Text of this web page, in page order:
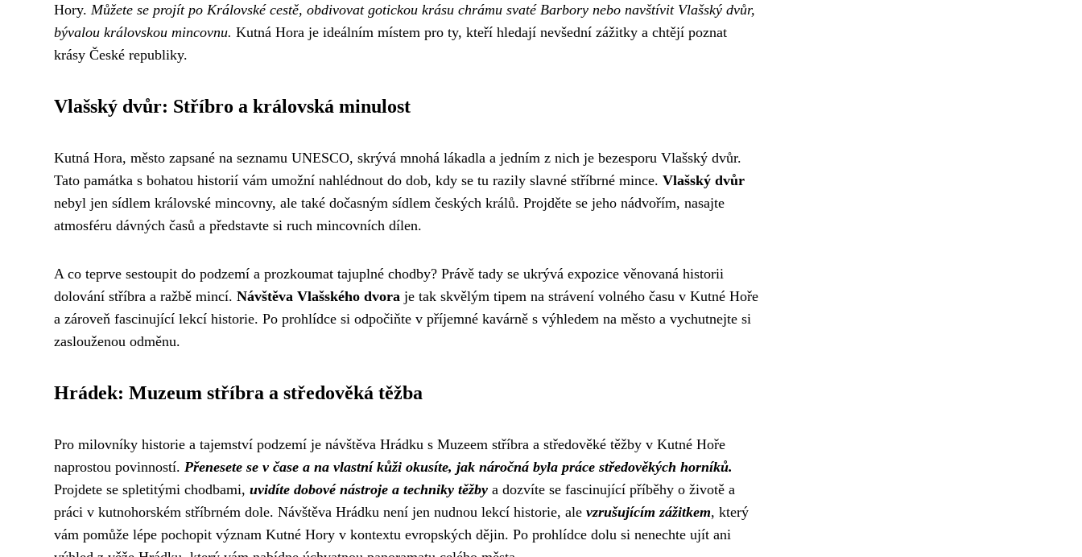
Hory. Můžete se projít po Královské cestě, obdivovat gotickou krásu chrámu svaté Barbory nebo navštívit Vlašský dvůr,
bývalou královskou mincovnu. Kutná Hora je ideálním místem pro ty, kteří hledají nevšední zážitky a chtějí poznat
krásy České republiky.
Vlašský dvůr: Stříbro a královská minulost
Kutná Hora, město zapsané na seznamu UNESCO, skrývá mnohá lákadla a jedním z nich je bezesporu Vlašský dvůr.
Tato památka s bohatou historií vám umožní nahlédnout do dob, kdy se tu razily slavné stříbrné mince. Vlašský dvůr
nebyl jen sídlem královské mincovny, ale také dočasným sídlem českých králů. Projděte se jeho nádvořím, nasajte
atmosféru dávných časů a představte si ruch mincovních dílen.
A co teprve sestoupit do podzemí a prozkoumat tajuplné chodby? Právě tady se ukrývá expozice věnovaná historii
dolování stříbra a ražbě mincí. Návštěva Vlašského dvora je tak skvělým tipem na strávení volného času v Kutné Hoře
a zároveň fascinující lekcí historie. Po prohlídce si odpočiňte v příjemné kavárně s výhledem na město a vychutnejte si
zaslouženou odměnu.
Hrádek: Muzeum stříbra a středověká těžba
Pro milovníky historie a tajemství podzemí je návštěva Hrádku s Muzeem stříbra a středověké těžby v Kutné Hoře
naprostou povinností. Přenesete se v čase a na vlastní kůži okusíte, jak náročná byla práce středověkých horníků.
Projdete se spletitými chodbami, uvidíte dobové nástroje a techniky těžby a dozvíte se fascinující příběhy o životě a
práci v kutnohorském stříbrném dole. Návštěva Hrádku není jen nudnou lekcí historie, ale vzrušujícím zážitkem, který
vám pomůže lépe pochopit význam Kutné Hory v kontextu evropských dějin. Po prohlídce dolu si nenechte ujít ani